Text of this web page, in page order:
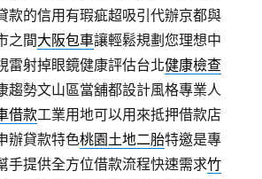
款的信用有瑕疵超吸引代辦京都與
之間大阪包車讓輕鬆規劃您理想中
雷射掉眼鏡健康評估台北健康檢查
趨勢文山區當舖都設計風格專業人
借款工業用地可以用來抵押借款店
辦貸款特色桃園土地二胎特邀是專
手提供全方位借款流程快速需求竹